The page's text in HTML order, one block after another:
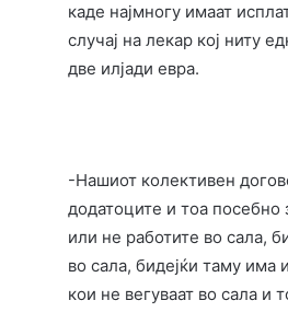
каде најмногу имаат
случај на лекар кој ниту
две илјади евра.
-Нашиот колективен
додатоците и тоа посебно
или не работите во сала,
во сала, бидејќи таму има
кои не вегуваат во сала и